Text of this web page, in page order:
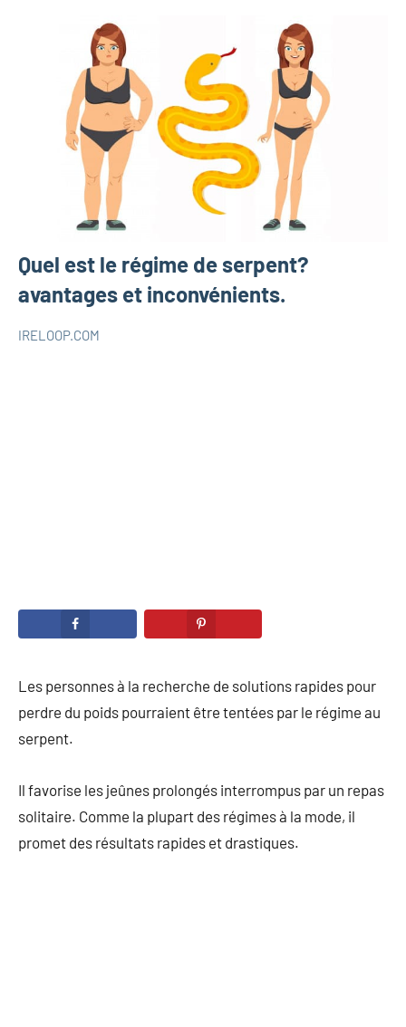
Quel est le régime de serpent?
avantages et inconvénients.
IRELOOP.COM
Les personnes à la recherche de solutions rapides pour
perdre du poids pourraient être tentées par le régime au
serpent.
Il favorise les jeûnes prolongés interrompus par un repas
solitaire. Comme la plupart des régimes à la mode, il
promet des résultats rapides et drastiques.